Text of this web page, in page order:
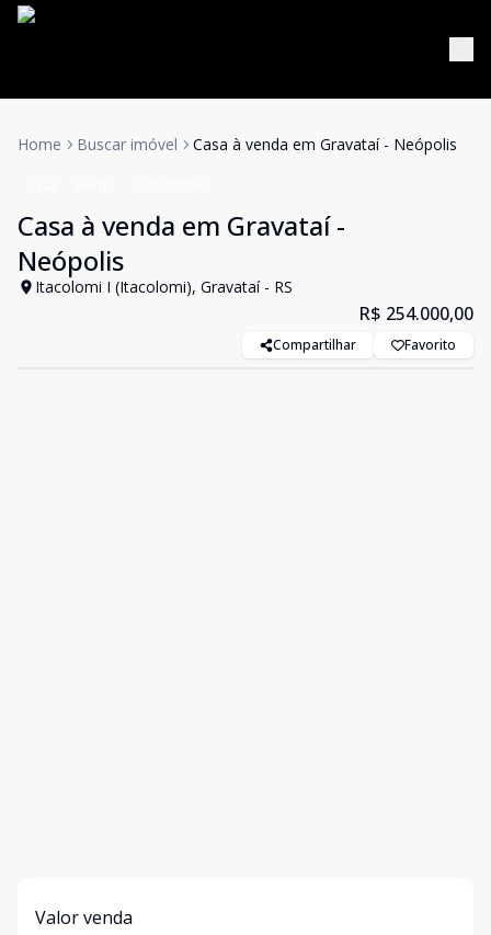
Home Buscar imóvel Casa à venda em Gravataí - Neópolis
Casa à venda em Gravataí -
Neópolis
Itacolomi I (Itacolomi), Gravataí - RS
R$ 254.000,00
Compartilhar Favorito
Valor venda